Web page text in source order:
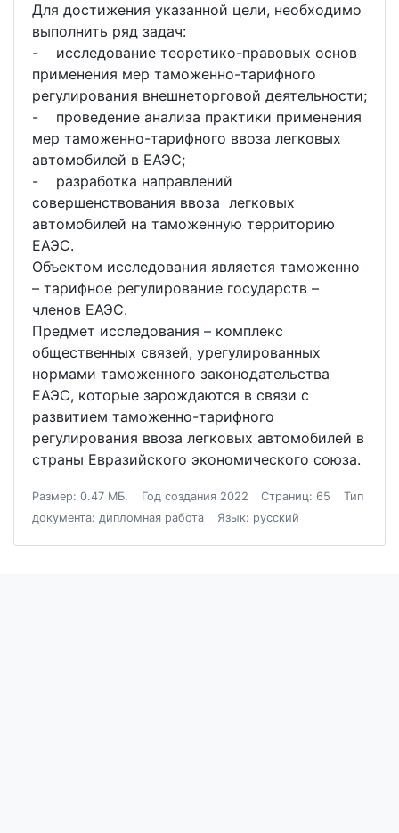
Для достижения указанной цели, необходимо
выполнить ряд задач:
- исследование теоретико-правовых основ
применения мер таможенно-тарифного
регулирования внешнеторговой деятельности;
- проведение анализа практики применения
мер таможенно-тарифного ввоза легковых
автомобилей в ЕАЭС;
- разработка направлений
совершенствования ввоза легковых
автомобилей на таможенную территорию
ЕАЭС.
Объектом исследования является таможенно
– тарифное регулирование государств –
членов ЕАЭС.
Предмет исследования – комплекс
общественных связей, урегулированных
нормами таможенного законодательства
ЕАЭС, которые зарождаются в связи с
развитием таможенно-тарифного
регулирования ввоза легковых автомобилей в
страны Евразийского экономического союза.
Размер: 0.47 МБ. Год создания 2022 Страниц: 65
Тип
документа: дипломная работа
Язык: русский